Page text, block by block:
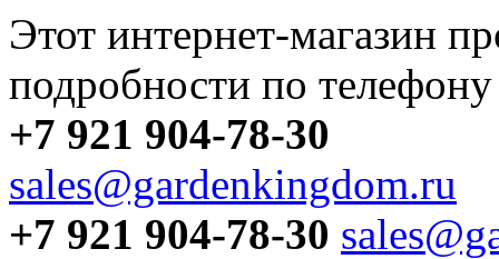
Этот интернет-магазин
подробности по телефону
+7 921 904-78-30
sales@gardenkingdom.ru
+7 921 904-78-30